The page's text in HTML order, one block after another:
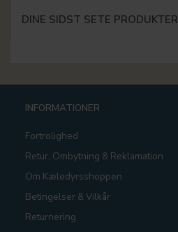
DINE SIDST SETE PRODUKTER
INFORMATIONER
Fortrolighed
Retur, Ombytning & Reklamation
Om Kæledyrsshoppen
Betingelser & Vilkår
Returnering